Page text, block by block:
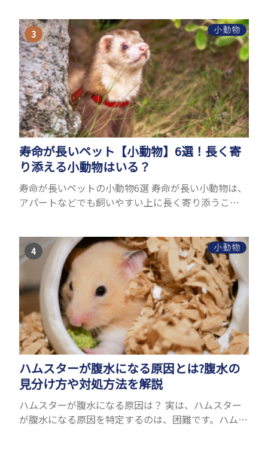
が多い...
小動物
寿命が長いペット【小動物】6選！長く寄
り添える小動物はいる？
寿命が長いペットの小動物6選 寿命が長い小動物は、
アパートなどでも飼いやすい上に長く寄り添うこと
育のポイ...
小動物
ハムスターが腹水になる原因とは?腹水の
見分け方や対処方法を解説
ハムスターが腹水になる原因は？ 実は、ハムスター
が腹水になる原因を特定するのは、困難です。ハムス